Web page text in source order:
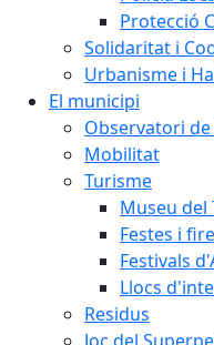
Protecció
Solidaritat i
Urbanisme i
El municipi
Observatori
Mobilitat
Turisme
Museu del
Festes i
Festivals
Llocs
Residus